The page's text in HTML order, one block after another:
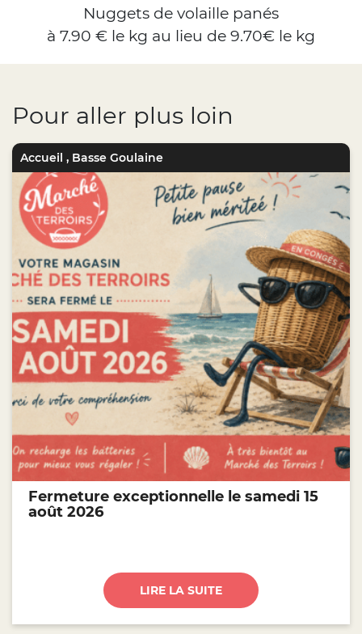
Nuggets de volaille panés
à 7.90 € le kg au lieu de 9.70€ le kg
Pour aller plus loin
Accueil , Basse Goulaine
Fermeture exceptionnelle le samedi 15
août 2026
LIRE LA SUITE